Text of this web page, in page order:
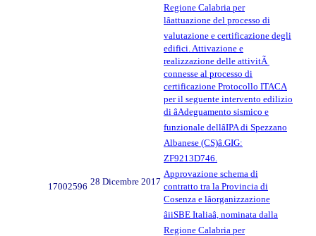
Regione Calabria per
lâattuazione del processo di
valutazione e certificazione degli
edifici. Attivazione e
realizzazione delle attivitÃ
connesse al processo di
certificazione Protocollo ITACA
per il seguente intervento edilizio
di âAdeguamento sismico e
funzionale dellâIPA di Spezzano
Albanese (CS)â.GIG:
ZF9213D746.
17002596 28 Dicembre 2017
Approvazione schema di
contratto tra la Provincia di
Cosenza e lâorganizzazione
âiiSBE Italiaâ, nominata dalla
Regione Calabria per